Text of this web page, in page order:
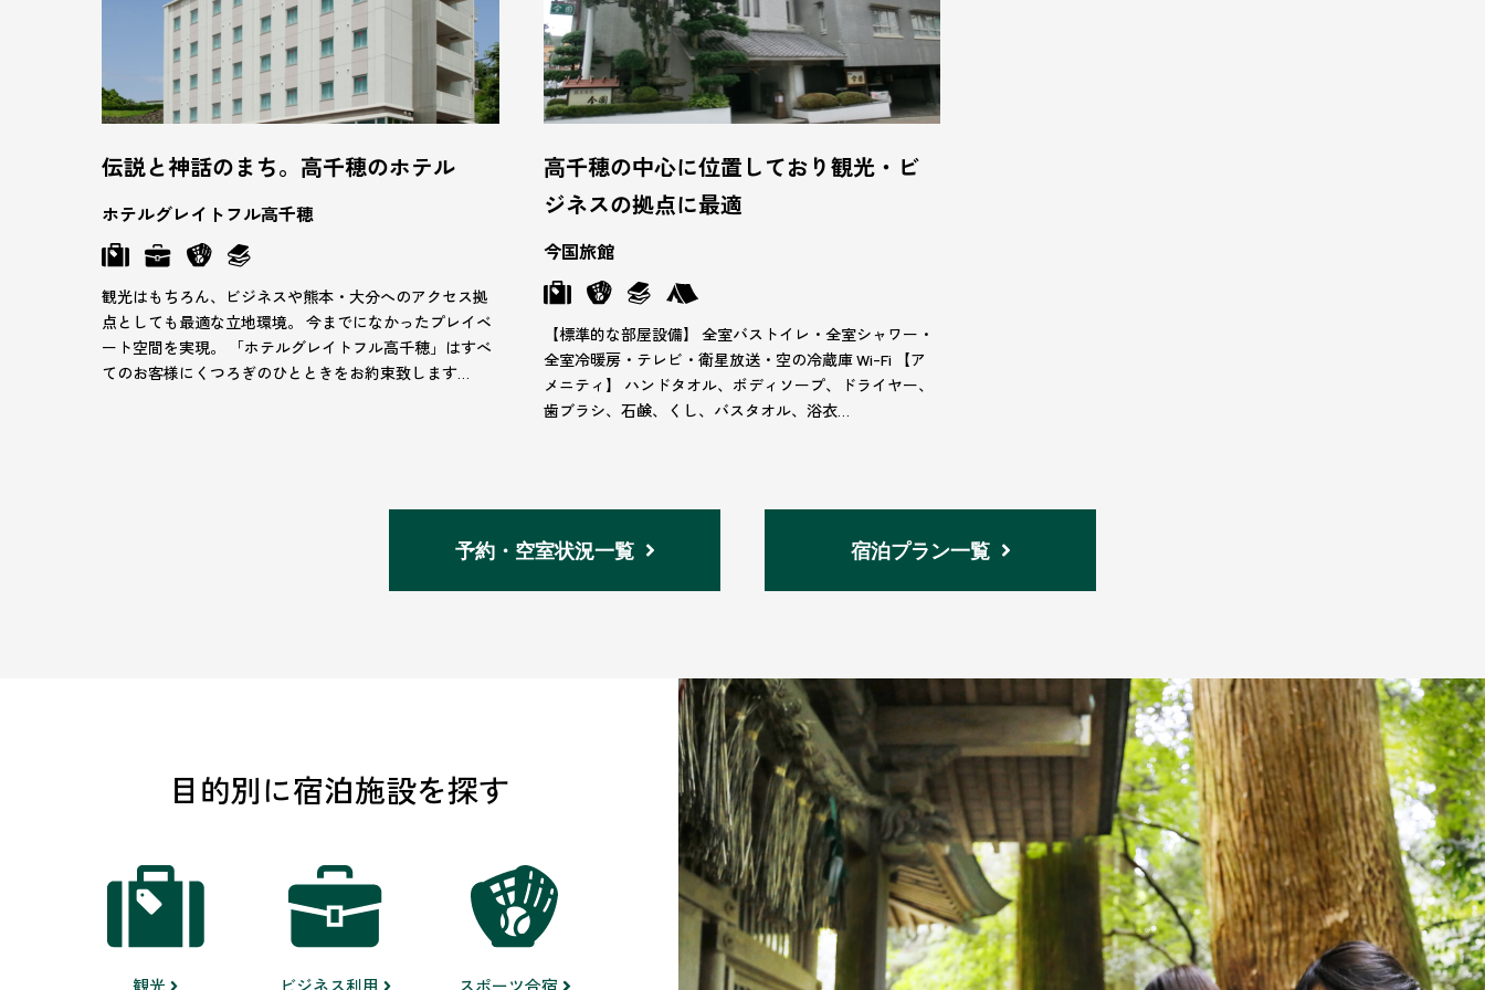
伝説と神話のまち。高千穂のホテル
ホテルグレイトフル高千穂
観光はもちろん、ビジネスや熊本・大分へのアクセス拠
点としても最適な立地環境。 今までになかったプレイベ
ート空間を実現。 「ホテルグレイトフル高千穂」はすべ
てのお客様にくつろぎのひとときをお約束致します…
高千穂の中心に位置しており観光・ビ
ジネスの拠点に最適
今国旅館
【標準的な部屋設備】 全室バストイレ・全室シャワー・
全室冷暖房・テレビ・衛星放送・空の冷蔵庫 Wi-Fi 【ア
メニティ】 ハンドタオル、ボディソープ、ドライヤー、
歯ブラシ、石鹸、くし、バスタオル、浴衣…
予約・空室状況一覧 宿泊プラン一覧
目的別に宿泊施設を探す
観光 ビジネス利用 スポーツ合宿